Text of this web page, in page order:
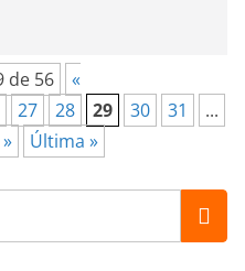
de 56
«
27 28 29 30 31
...
» Última »